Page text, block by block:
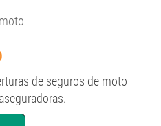
de seguros de moto